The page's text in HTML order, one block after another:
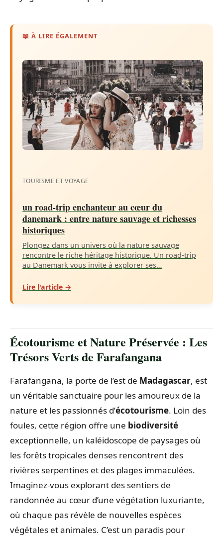
📖 À LIRE ÉGALEMENT
TOURISME ET VOYAGE
un road-trip enchanteur au cœur du
danemark : entre nature sauvage et richesses
historiques
Plongez dans un univers où la nature sauvage
rencontre le riche héritage historique. Un road-trip
au Danemark vous invite à explorer ses…
Lire l'article →
Écotourisme et Nature Préservée : Les
Trésors Verts de Farafangana
Farafangana, la porte de l’est de Madagascar, est
un véritable sanctuaire pour les amoureux de la
nature et les passionnés d’écotourisme. Loin des
foules, cette région offre une biodiversité
exceptionnelle, un kaléidoscope de paysages où
les forêts tropicales denses rencontrent des
rivières serpentines et des plages immaculées.
Imaginez-vous explorant des sentiers de
randonnée au cœur d’une végétation luxuriante,
où chaque pas révèle de nouvelles espèces
végétales et animales. C’est un paradis pour